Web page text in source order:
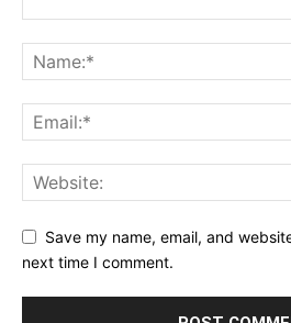
Save my name, email, and
next time I comment.